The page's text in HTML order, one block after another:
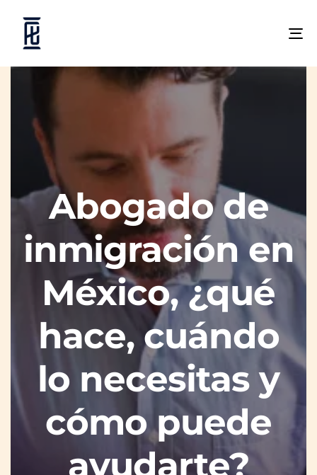
Abogado de
inmigración en
México, ¿qué
hace, cuándo
lo necesitas y
cómo puede
ayudarte?